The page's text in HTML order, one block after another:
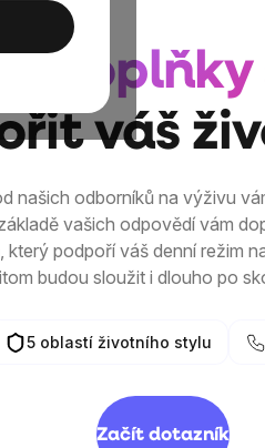
váš
našich odborníků na výživu
vašich odpovědí vám
který podpoří váš denní režim
budou sloužit i dlouho po
5 oblastí životního stylu
Začít dotazník